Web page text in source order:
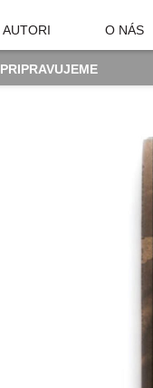
AUTORI O NÁS
PRIPRAVUJEME